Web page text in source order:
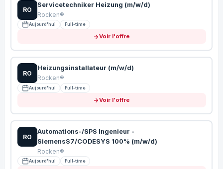
RO
Servicetechniker Heizung (m/w/d)
Rocken®
Aujourd'hui Full-time
Voir l'offre
RO
Heizungsinstallateur (m/w/d)
Rocken®
Aujourd'hui Full-time
Voir l'offre
RO
Automations-/SPS Ingenieur -
SiemensS7/CODESYS 100% (m/w/d)
Rocken®
Aujourd'hui Full-time